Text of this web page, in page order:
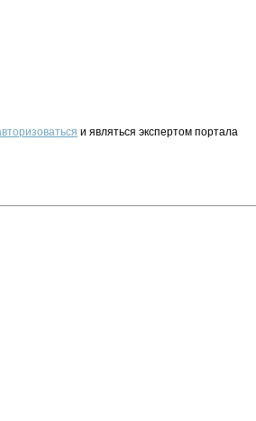
и являться экспертом портала